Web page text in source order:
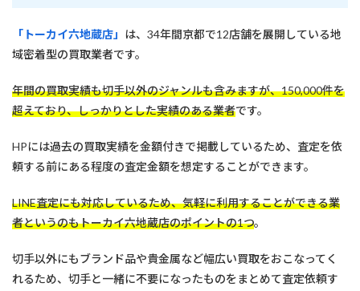
「トーカイ六地蔵店」 は、34年間京都で12店舗を展開している地
域密着型の買取業者です。
年間の買取実績も切手以外のジャンルも含みますが、150,000件を
超えており、しっかりとした実績のある業者です。
HPには過去の買取実績を金額付きで掲載しているため、査定を依
頼する前にある程度の査定金額を想定することができます。
LINE査定にも対応しているため、気軽に利用することができる業
者というのもトーカイ六地蔵店のポイントの1つ。
切手以外にもブランド品や貴金属など幅広い買取をおこなってく
れるため、切手と一緒に不要になったものをまとめて査定依頼す